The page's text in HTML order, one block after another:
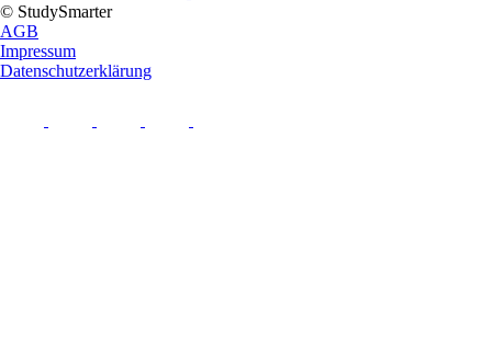
© StudySmarter
AGB
Impressum
Datenschutzerklärung